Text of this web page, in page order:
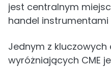
jest centralnym
handel instrumentami
Jednym z
wyróżniających CME